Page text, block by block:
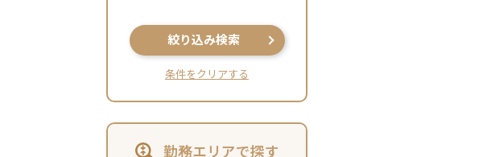
絞り込み検索
条件をクリアする
勤務エリアで探す